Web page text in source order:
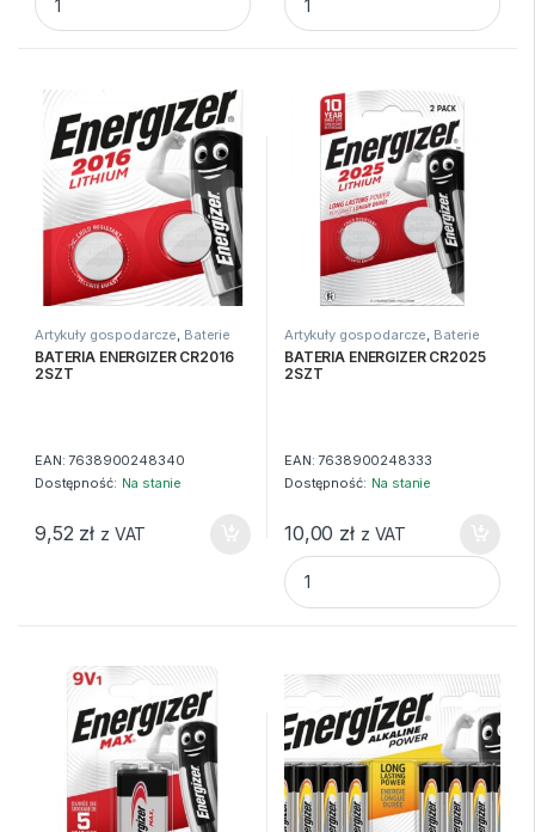
Artykuły gospodarcze, Baterie
BATERIA ENERGIZER CR2016
2SZT
EAN:7638900248340
Dostępność: Na stanie
9,52 zł z VAT
Artykuły gospodarcze, Baterie
BATERIA ENERGIZER CR2025
2SZT
EAN:7638900248333
Dostępność: Na stanie
10,00 zł z VAT
BATERIA ENERGIZER